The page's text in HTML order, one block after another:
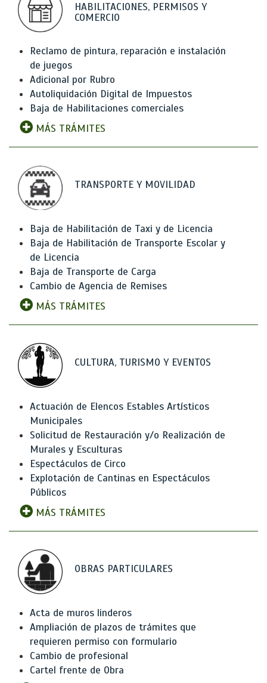
HABILITACIONES, PERMISOS Y
COMERCIO
Reclamo de pintura, reparación e instalación
de juegos
Adicional por Rubro
Autoliquidación Digital de Impuestos
Baja de Habilitaciones comerciales
MÁS TRÁMITES
TRANSPORTE Y MOVILIDAD
Baja de Habilitación de Taxi y de Licencia
Baja de Habilitación de Transporte Escolar y
de Licencia
Baja de Transporte de Carga
Cambio de Agencia de Remises
MÁS TRÁMITES
CULTURA, TURISMO Y EVENTOS
Actuación de Elencos Estables Artísticos
Municipales
Solicitud de Restauración y/o Realización de
Murales y Esculturas
Espectáculos de Circo
Explotación de Cantinas en Espectáculos
Públicos
MÁS TRÁMITES
OBRAS PARTICULARES
Acta de muros linderos
Ampliación de plazos de trámites que
requieren permiso con formulario
Cambio de profesional
Cartel frente de Obra